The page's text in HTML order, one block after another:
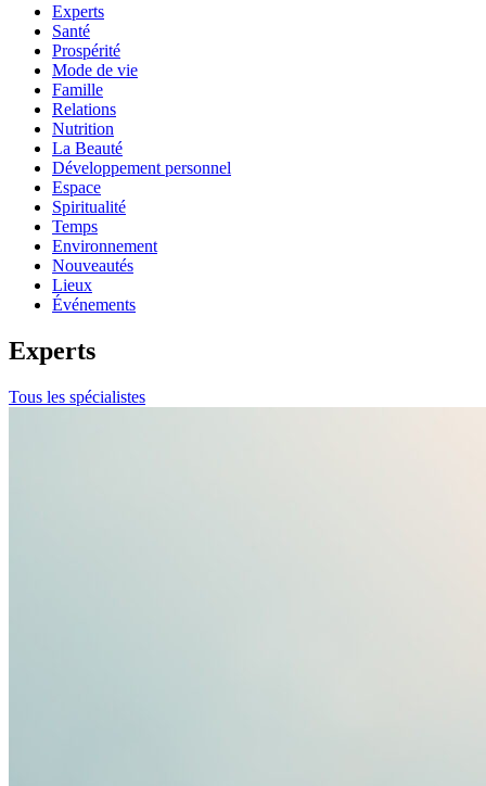
Experts
Santé
Prospérité
Mode de vie
Famille
Relations
Nutrition
La Beauté
Développement personnel
Espace
Spiritualité
Temps
Environnement
Nouveautés
Lieux
Événements
Experts
Tous les spécialistes